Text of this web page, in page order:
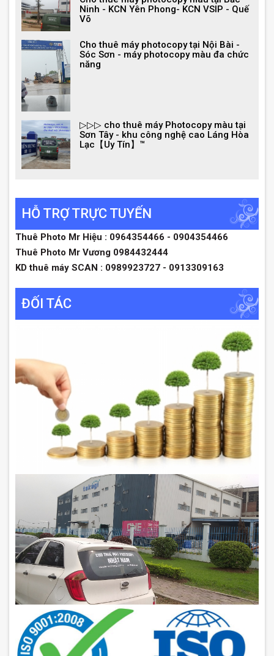
Ninh - KCN Yên Phong- KCN VSIP - Quế
Võ
Cho thuê máy photocopy tại Nội Bài -
Sóc Sơn - máy photocopy màu đa chức
năng
▷▷▷ cho thuê máy Photocopy màu tại
Sơn Tây - khu công nghệ cao Láng Hòa
Lạc【Uy Tín】™
HỖ TRỢ TRỰC TUYẾN
Thuê Photo Mr Hiệu : 0964354466 - 0904354466
Thuê Photo Mr Vương 0984432444
KD thuê máy SCAN : 0989923727 - 0913309163
ĐỐI TÁC